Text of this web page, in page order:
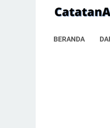
BERANDA